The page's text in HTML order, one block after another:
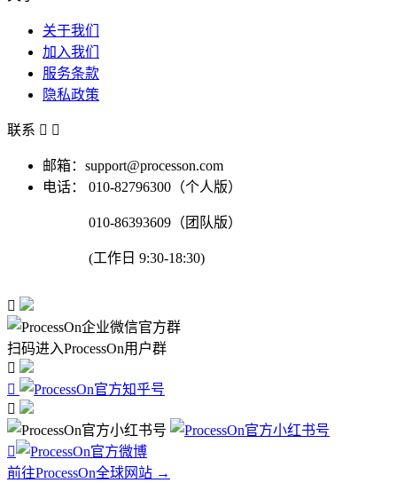
关于我们
加入我们
服务条款
隐私政策
联系  
邮箱：support@processon.com
电话：
010-82796300（个人版）
010-86393609（团队版）
(工作日 9:30-18:30)

扫码进入ProcessOn用户群




前往ProcessOn全球网站 →